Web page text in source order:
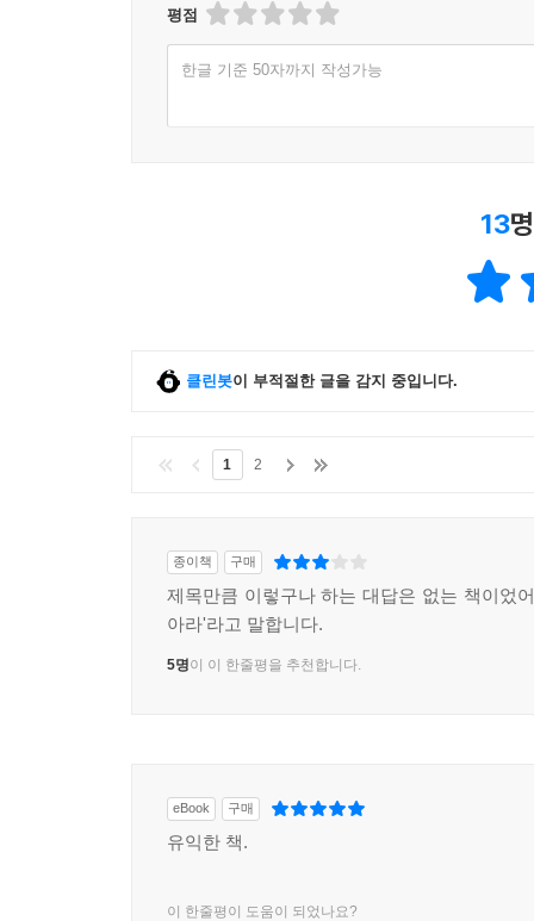
평점
한글 기준 50자까지 작성가능
13
클린봇이 부적절한 글을 감지 중입니다.
1 2
종이책 구매
제목만큼 이렇구나 하는 대답은 없는 책이었
아라'라고 말합니다.
5명이 이 한줄평을 추천합니다.
eBook 구매
유익한 책.
이 한줄평이 도움이 되었나요?